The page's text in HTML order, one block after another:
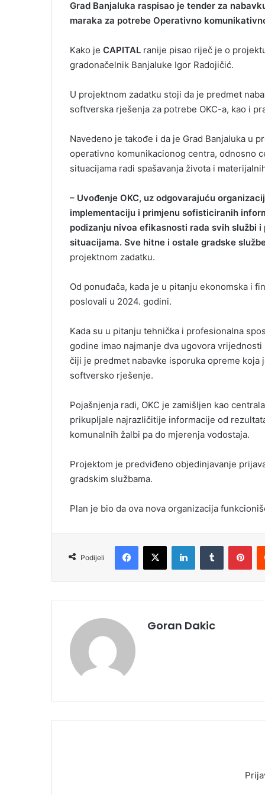
Grad Banjaluka raspisao je tender za
maraka za potrebe Operativno
Kako je CAPITAL ranije pisao riječ je o
gradonačelnik Banjaluke Igor Radojičić.
U projektnom zadatku stoji da je predmet
softverska rješenja za potrebe OKC-a, kao i
Navedeno je takođe i da je Grad Banjaluka u
operativno komunikacionog centra, odnosno
situacijama radi spašavanja života i
– Uvođenje OKC, uz odgovarajuću
implementaciju i primjenu sofisticiranih
podizanju nivoa efikasnosti rada svih službi
situacijama. Sve hitne i ostale gradske
projektnom zadatku.
Od ponuđača, kada je u pitanju ekonomska i
poslovali u 2024. godini.
Kada su u pitanju tehnička i profesionalna
godine imao najmanje dva ugovora
čiji je predmet nabavke isporuka opreme koja
softversko rješenje.
Pojašnjenja radi, OKC je zamišljen kao
prikupljale najrazličitije informacije od
komunalnih žalbi pa do mjerenja vodostaja.
Projektom je predviđeno objedinjavanje
gradskim službama.
Plan je bio da ova nova organizacija
Podijeli
Goran Dakic